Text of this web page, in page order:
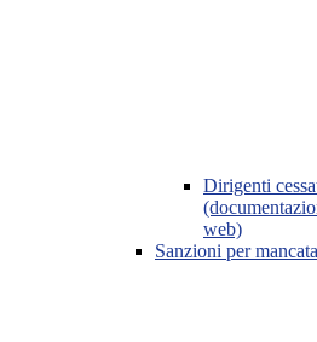
Dirigenti
web)
Sanzioni per